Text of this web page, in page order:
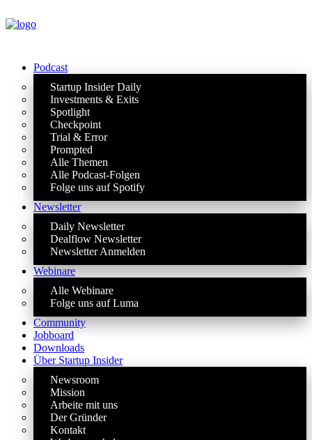
Podcast
Startup Insider Daily
Investments & Exits
Spotlight
Checkpoint
Trial & Error
Prompted
Alle Themen
Alle Podcast-Folgen
Folge uns auf Spotify
Newsletter
Daily Newsletter
Dealflow Newsletter
Newsletter Anmelden
Webinare
Alle Webinare
Folge uns auf Luma
Community
Jobboard
Downloads
Über Startup Insider
Newsroom
Mission
Arbeite mit uns
Der Gründer
Kontakt